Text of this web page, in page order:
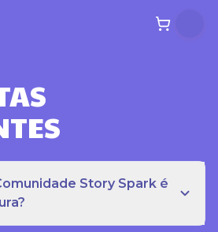
Story Spark é